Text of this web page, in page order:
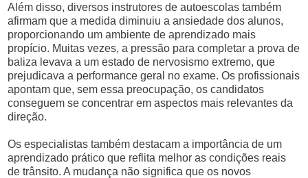
Além disso, diversos instrutores de autoescolas também
afirmam que a medida diminuiu a ansiedade dos alunos,
proporcionando um ambiente de aprendizado mais
propício. Muitas vezes, a pressão para completar a prova de
baliza levava a um estado de nervosismo extremo, que
prejudicava a performance geral no exame. Os profissionais
apontam que, sem essa preocupação, os candidatos
conseguem se concentrar em aspectos mais relevantes da
direção.
Os especialistas também destacam a importância de um
aprendizado prático que reflita melhor as condições reais
de trânsito. A mudança não significa que os novos